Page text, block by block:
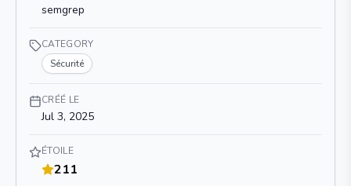
semgrep
CATEGORY
Sécurité
CRÉÉ LE
Jul 3, 2025
ÉTOILE
211